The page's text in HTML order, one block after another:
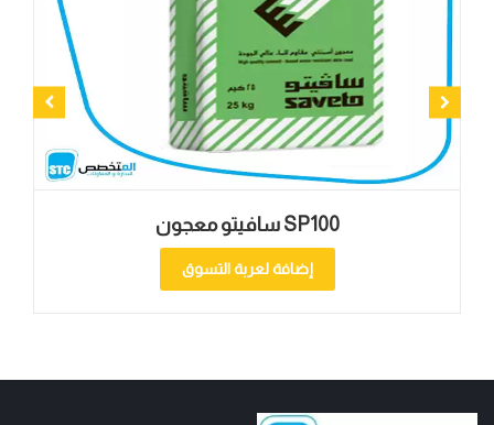
سافيتو معجون SP100
إضافة لعربة التسوق